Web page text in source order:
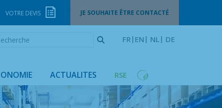
JE SOUHAITE ÊTRE CONTACTÉ
VOTRE DEVIS
ACTUALITES RSE
FR EN NL DE